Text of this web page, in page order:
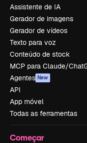
Assistente de IA
Gerador de imagens
Gerador de vídeos
Texto para voz
Conteúdo de stock
MCP para Claude/
Agentes New
API
App móvel
Todas as ferramentas
Começar